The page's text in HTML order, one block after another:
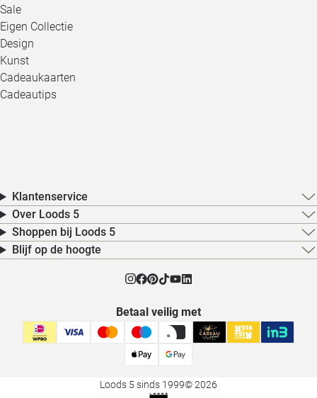
Sale
Eigen Collectie
Design
Kunst
Cadeaukaarten
Cadeautips
Klantenservice
Over Loods 5
Shoppen bij Loods 5
Blijf op de hoogte
Betaal veilig met
Loods 5 sinds 1999© 2026